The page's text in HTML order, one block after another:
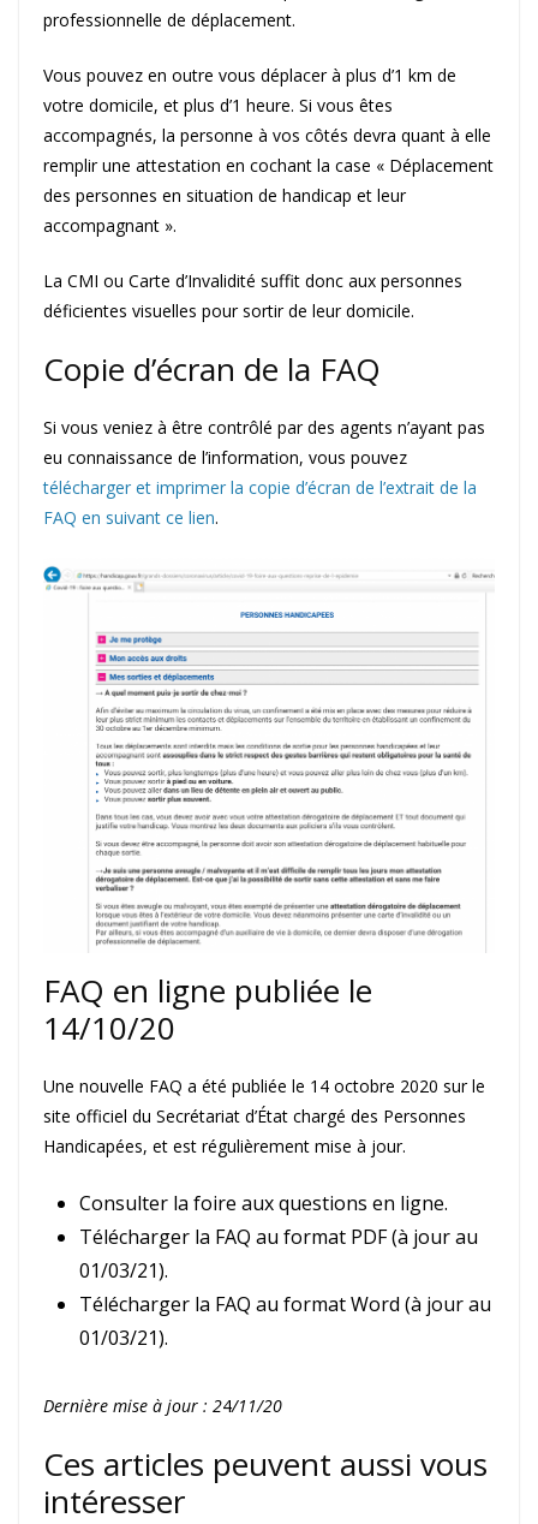
professionnelle de déplacement.
Vous pouvez en outre vous déplacer à plus d’1 km de
votre domicile, et plus d’1 heure. Si vous êtes
accompagnés, la personne à vos côtés devra quant à elle
remplir une attestation en cochant la case « Déplacement
des personnes en situation de handicap et leur
accompagnant ».
La CMI ou Carte d’Invalidité suffit donc aux personnes
déficientes visuelles pour sortir de leur domicile.
Copie d’écran de la FAQ
Si vous veniez à être contrôlé par des agents n’ayant pas
eu connaissance de l’information, vous pouvez
télécharger et imprimer la copie d’écran de l’extrait de la
FAQ en suivant ce lien.
FAQ en ligne publiée le
14/10/20
Une nouvelle FAQ a été publiée le 14 octobre 2020 sur le
site officiel du Secrétariat d’État chargé des Personnes
Handicapées, et est régulièrement mise à jour.
Consulter la foire aux questions en ligne.
Télécharger la FAQ au format PDF (à jour au
01/03/21).
Télécharger la FAQ au format Word (à jour au
01/03/21).
Dernière mise à jour : 24/11/20
Ces articles peuvent aussi vous
intéresser